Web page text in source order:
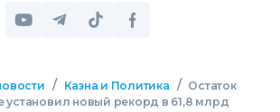
/ Казна и Политика / Остаток
установил новый рекорд в 61,8 млрд